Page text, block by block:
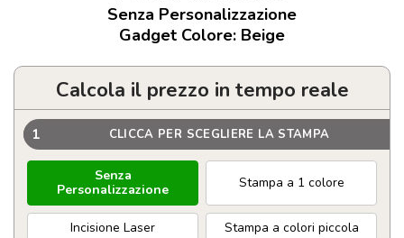
Senza Personalizzazione
Gadget Colore: Beige
Calcola il prezzo in tempo reale
1 CLICCA PER SCEGLIERE LA STAMPA
Senza
Personalizzazione
Stampa a 1 colore
Incisione Laser Stampa a colori piccola